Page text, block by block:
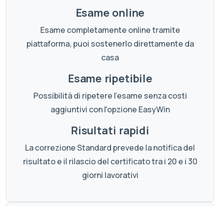
Esame online
Esame completamente online tramite
piattaforma, puoi sostenerlo direttamente da
casa
Esame ripetibile
Possibilità di ripetere l'esame senza costi
aggiuntivi con l'opzione EasyWin
Risultati rapidi
La correzione Standard prevede la notifica del
risultato e il rilascio del certificato tra i 20 e i 30
giorni lavorativi